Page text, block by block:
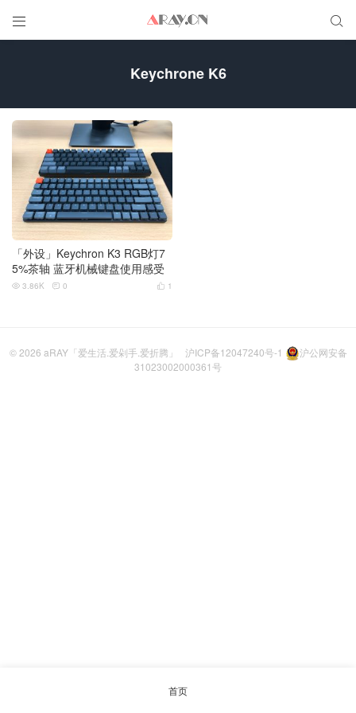
 
Keychrone K6
「外设」Keychron K3 RGB灯7
5%茶轴 蓝牙机械键盘使用感受
 1
 3.86K  0
© 2026 aRAY「爱生活.爱剁手.爱折腾」 沪ICP备12047240号-1
沪公网安备
31023002000361号
首页